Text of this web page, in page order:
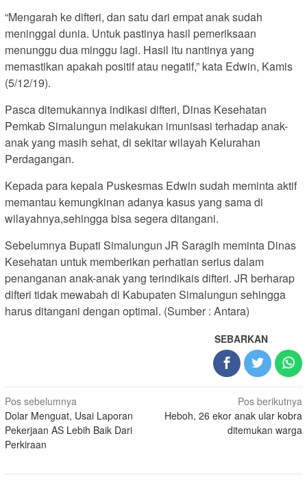
“Mengarah ke difteri, dan satu dari empat anak sudah
meninggal dunia. Untuk pastinya hasil pemeriksaan
menunggu dua minggu lagi. Hasil itu nantinya yang
memastikan apakah positif atau negatif,” kata Edwin, Kamis
(5/12/19).
Pasca ditemukannya indikasi difteri, Dinas Kesehatan
Pemkab Simalungun melakukan imunisasi terhadap anak-
anak yang masih sehat, di sekitar wilayah Kelurahan
Perdagangan.
Kepada para kepala Puskesmas Edwin sudah meminta aktif
memantau kemungkinan adanya kasus yang sama di
wilayahnya,sehingga bisa segera ditangani.
Sebelumnya Bupati Simalungun JR Saragih meminta Dinas
Kesehatan untuk memberikan perhatian serius dalam
penanganan anak-anak yang terindikais difteri. JR berharap
difteri tidak mewabah di Kabupaten Simalungun sehingga
harus ditangani dengan optimal. (Sumber : Antara)
SEBARKAN
Navigasi
pos
Pos sebelumnya
Dolar Menguat, Usai Laporan
Pekerjaan AS Lebih Baik Dari
Perkiraan
Pos berikutnya
Heboh, 26 ekor anak ular kobra
ditemukan warga